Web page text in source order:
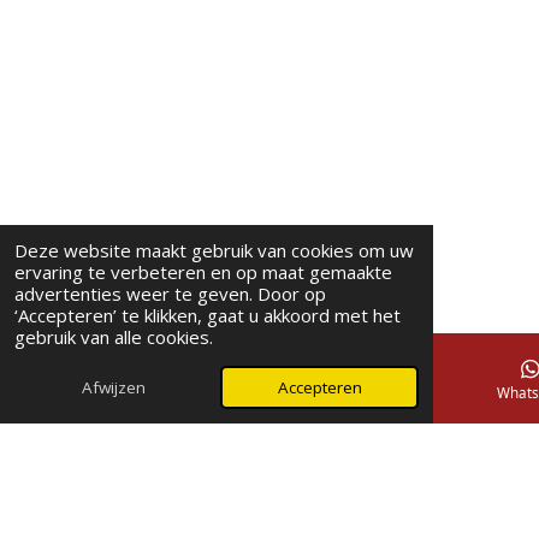
Deze website maakt gebruik van cookies om uw
ervaring te verbeteren en op maat gemaakte
advertenties weer te geven. Door op
‘Accepteren’ te klikken, gaat u akkoord met het
gebruik van alle cookies.
Afwijzen Accepteren
E-mailadres Telefoonnummer